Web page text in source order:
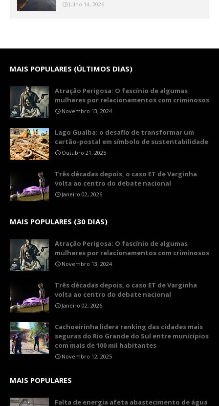
Julho 14, 2026
MAIS POPULARES (ÚLTIMOS DIAS)
Atração Perigosa: O fascínio de algumas
mulheres por relacionamentos com criminosos
Novembro 13, 2024
Lago Guaíba: o desafio de transformar um
cartão-postal em símbolo de sustentabilidade
Outubro 21, 2025
Três décadas depois, o caso ET de Varginha
volta ao centro do debate nacional
Janeiro 02, 2026
MAIS POPULARES (30 DIAS)
Atração Perigosa: O fascínio de algumas
mulheres por relacionamentos com criminosos
Novembro 13, 2024
Três décadas depois, o caso ET de Varginha
volta ao centro do debate nacional
Janeiro 02, 2026
Cachoeirinha lidera ranking das cidades mais
seguras do Rio Grande do Sul entre municípios
com mais de 100 mil habitantes
Novembro 12, 2025
MAIS POPULARES
Falta de energia afeta abastecimento de água